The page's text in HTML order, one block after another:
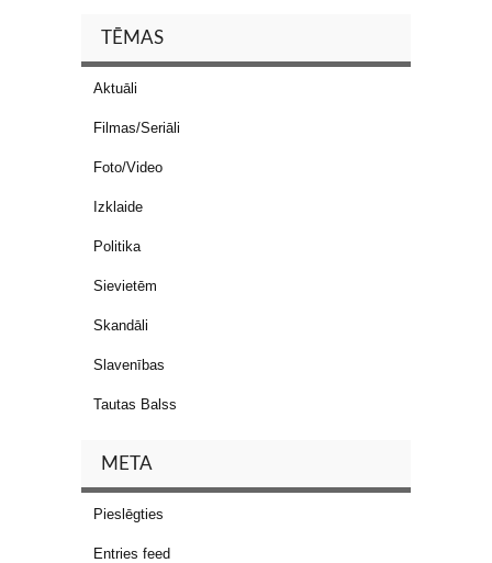
TĒMAS
Aktuāli
Filmas/Seriāli
Foto/Video
Izklaide
Politika
Sievietēm
Skandāli
Slavenības
Tautas Balss
META
Pieslēgties
Entries feed